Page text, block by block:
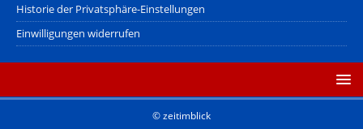
Historie der Privatsphäre-Einstellungen
Einwilligungen widerrufen
© zeitimblick